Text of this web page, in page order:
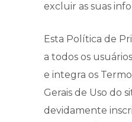
excluir as suas
Esta Política de
a todos os
e integra os
Gerais de Uso do
devidamente